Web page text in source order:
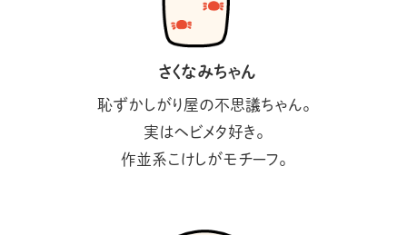
さくなみちゃん
恥ずかしがり屋の不思議ちゃん。
実はヘビメタ好き。
作並系こけしがモチーフ。